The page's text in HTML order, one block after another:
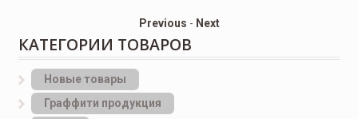
Previous - Next
КАТЕГОРИИ ТОВАРОВ
Новые товары
Граффити продукция